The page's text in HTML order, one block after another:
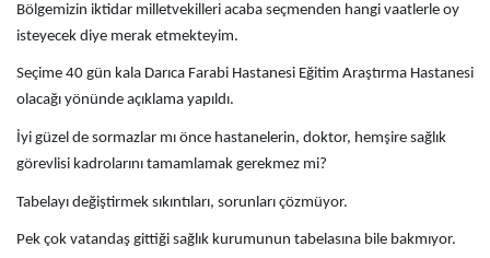
Bölgemizin iktidar milletvekilleri acaba seçmenden hangi vaatlerle oy
isteyecek diye merak etmekteyim.
Seçime 40 gün kala Darıca Farabi Hastanesi Eğitim Araştırma Hastanesi
olacağı yönünde açıklama yapıldı.
İyi güzel de sormazlar mı önce hastanelerin, doktor, hemşire sağlık
görevlisi kadrolarını tamamlamak gerekmez mi?
Tabelayı değiştirmek sıkıntıları, sorunları çözmüyor.
Pek çok vatandaş gittiği sağlık kurumunun tabelasına bile bakmıyor.